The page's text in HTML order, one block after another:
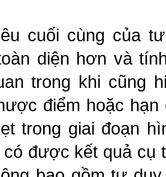
cuối cùng của
diện hơn và
trong khi cũng
điểm hoặc
trong giai đoạn
có được kết quả cụ